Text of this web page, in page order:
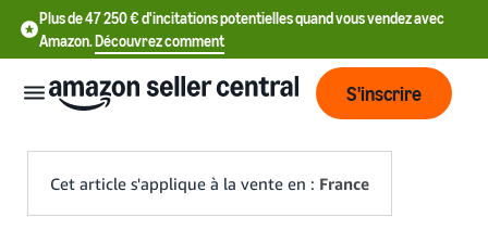
Plus de 47 250 € d'incitations potentielles quand vous vendez avec
Amazon.Découvrez comment
S'inscrire
Cet article s'applique à la vente en : France